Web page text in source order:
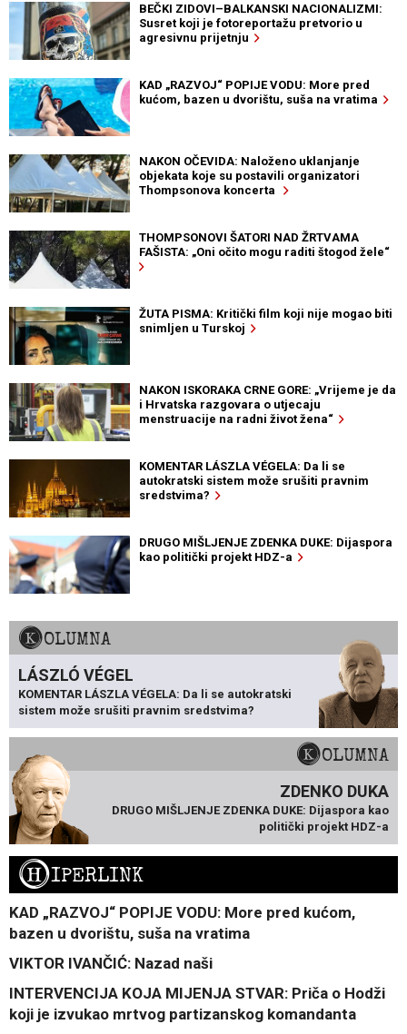
BEČKI ZIDOVI–BALKANSKI NACIONALIZMI:
Susret koji je fotoreportažu pretvorio u
agresivnu prijetnju
KAD „RAZVOJ“ POPIJE VODU: More pred
kućom, bazen u dvorištu, suša na vratima
NAKON OČEVIDA: Naloženo uklanjanje
objekata koje su postavili organizatori
Thompsonova koncerta
THOMPSONOVI ŠATORI NAD ŽRTVAMA
FAŠISTA: „Oni očito mogu raditi štogod žele“
ŽUTA PISMA: Kritički film koji nije mogao biti
snimljen u Turskoj
NAKON ISKORAKA CRNE GORE: „Vrijeme je da
i Hrvatska razgovara o utjecaju
menstruacije na radni život žena“
KOMENTAR LÁSZLA VÉGELA: Da li se
autokratski sistem može srušiti pravnim
sredstvima?
DRUGO MIŠLJENJE ZDENKA DUKE: Dijaspora
kao politički projekt HDZ-a
KOLUMNA
LÁSZLÓ VÉGEL
KOMENTAR LÁSZLA VÉGELA: Da li se autokratski
sistem može srušiti pravnim sredstvima?
KOLUMNA
ZDENKO DUKA
DRUGO MIŠLJENJE ZDENKA DUKE: Dijaspora kao
politički projekt HDZ-a
HIPERLINK
KAD „RAZVOJ“ POPIJE VODU: More pred kućom,
bazen u dvorištu, suša na vratima
VIKTOR IVANČIĆ: Nazad naši
INTERVENCIJA KOJA MIJENJA STVAR: Priča o Hodži
koji je izvukao mrtvog partizanskog komandanta